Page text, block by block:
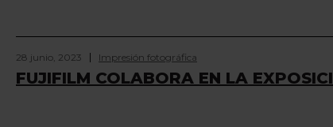
28 junio, 2023 Impresión fotográfica
FUJIFILM COLABORA EN LA